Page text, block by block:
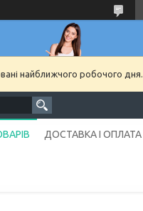
найближчого робочого дня.
ДОСТАВКА І ОПЛАТА